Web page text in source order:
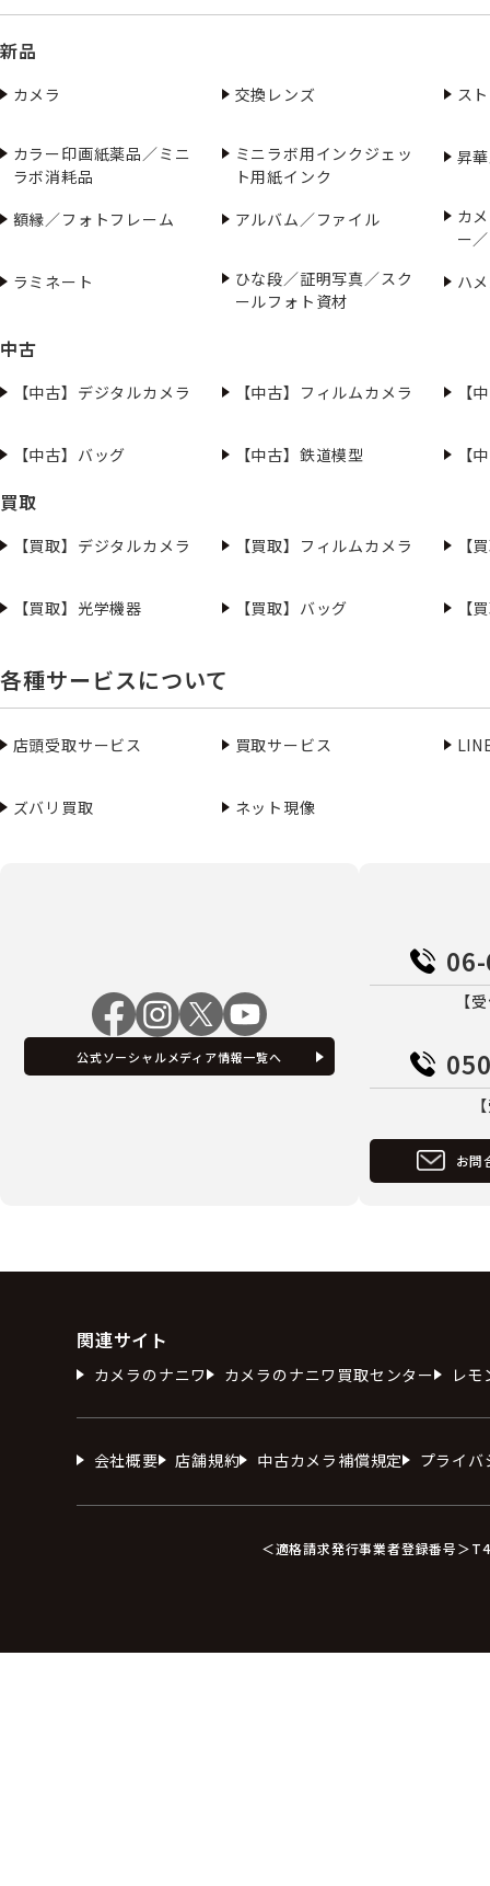
新品
カメラ 交換レンズ ス
カラー印画紙薬品／ミニ
ラボ消耗品
ミニラボ用インクジェッ
ト用紙インク
昇
額縁／フォトフレーム アルバム／ファイル
カ
ー
ラミネート
ひな段／証明写真／スク
ールフォト資材
ハ
中古
【中古】デジタルカメラ 【中古】フィルムカメラ 【
【中古】バッグ 【中古】鉄道模型 【
買取
【買取】デジタルカメラ 【買取】フィルムカメラ 【
【買取】光学機器 【買取】バッグ 【
各種サービスについて
店頭受取サービス 買取サービス
ズバリ買取 ネット現像
公式ソーシャルメディア情報一覧へ
【
お問
関連サイト
カメラのナニワ カメラのナニワ買取センター レモ
会社概要 店舗規約 中古カメラ補償規定 プライ
＜適格請求発行事業者登録番号＞